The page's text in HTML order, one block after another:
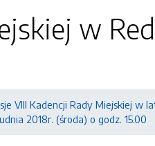
w
VIII Kadencji Rady Miejskiej w
2018r. (środa) o godz. 15.00